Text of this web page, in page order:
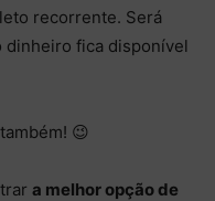
recorrente. Será
dinheiro fica disponível
😉
a melhor opção de